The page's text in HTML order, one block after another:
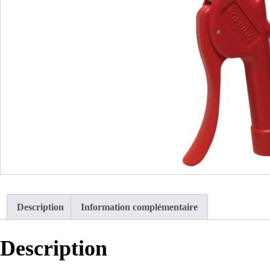
Description Information complémentaire
Description